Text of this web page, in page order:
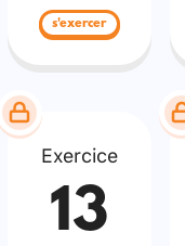
s'exercer
Exercice
13